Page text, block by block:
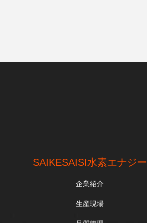
SAIKESAISI水素エナジー
企業紹介
生産現場